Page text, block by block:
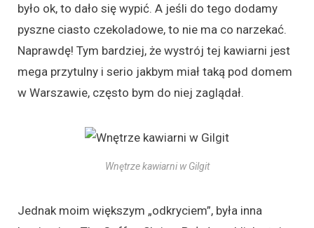
było ok, to dało się wypić. A jeśli do tego dodamy
pyszne ciasto czekoladowe, to nie ma co narzekać.
Naprawdę! Tym bardziej, że wystrój tej kawiarni jest
mega przytulny i serio jakbym miał taką pod domem
w Warszawie, często bym do niej zaglądał.
Wnętrze kawiarni w Gilgit
Jednak moim większym „odkryciem”, była inna